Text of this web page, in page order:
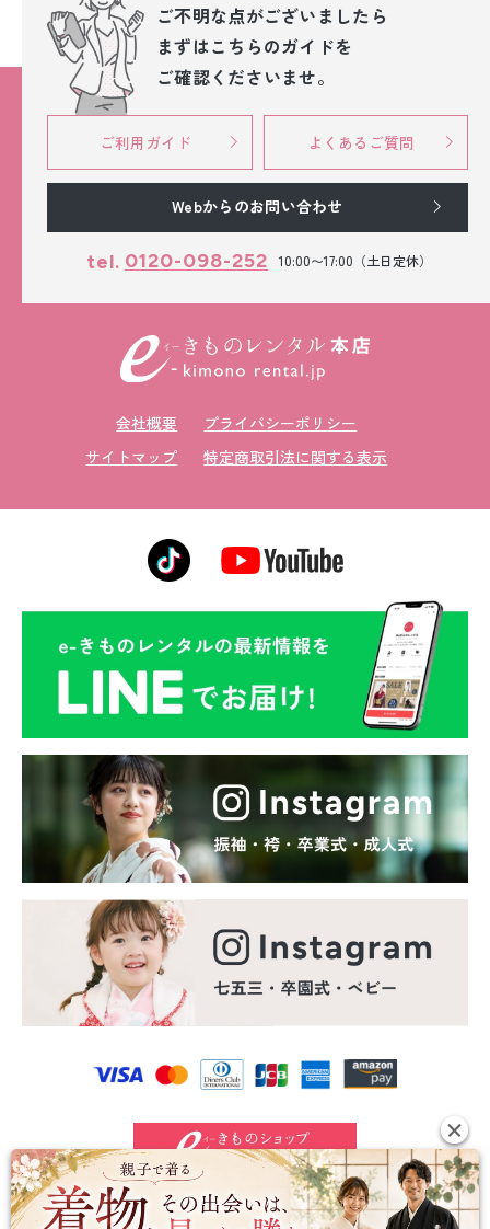
ご不明な点がございましたら
まずはこちらのガイドを
ご確認くださいませ。
ご利用ガイド よくあるご質問
Webからのお問い合わせ
tel. 0120-098-252 10:00〜17:00（土日定休）
会社概要
プライバシーポリシー
サイトマップ
特定商取引法に関する表示